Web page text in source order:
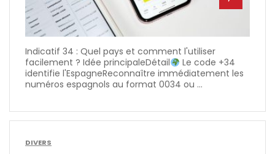
Indicatif 34 : Quel pays et comment l'utiliser
facilement ? Idée principaleDétail
Le code +34
identifie l'EspagneReconnaître immédiatement les
numéros espagnols au format 0034 ou ...
DIVERS